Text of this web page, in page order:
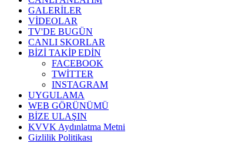
GALERİLER
VİDEOLAR
TV'DE BUGÜN
CANLI SKORLAR
BİZİ TAKİP EDİN
FACEBOOK
TWİTTER
INSTAGRAM
UYGULAMA
WEB GÖRÜNÜMÜ
BİZE ULAŞIN
KVVK Aydınlatma Metni
Gizlilik Politikası